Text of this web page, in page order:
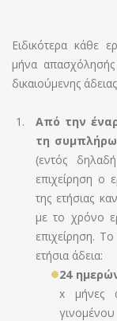
Ειδικότερα κάθε
μήνα απασχόλησής
δικαιούμενης
Από την
τη
(εντός
επιχείρηση ο
της ετήσιας
με το χρόνο
επιχείρηση.
ετήσια άδεια:
24
x μήνες